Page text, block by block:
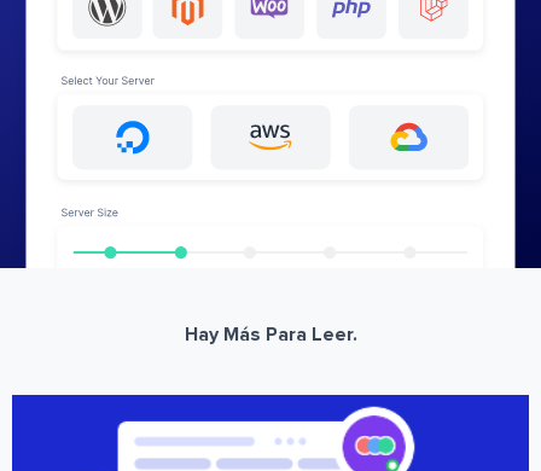
Hay Más Para Leer.